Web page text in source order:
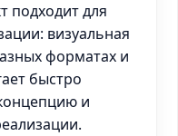
подходит для
визуальная
форматах и
быстро
и